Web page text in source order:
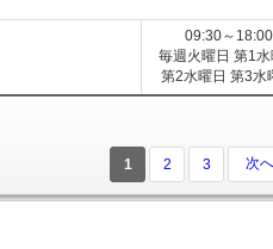
09:30～18:00
毎週火曜日 第1水
第2水曜日 第3水
1 2 3 次